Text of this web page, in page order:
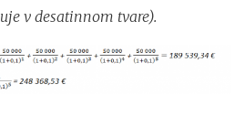
v desatinnom tvare).